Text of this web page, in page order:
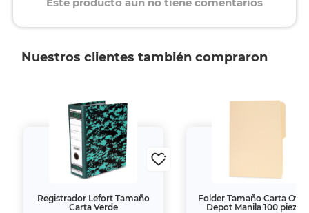
Nuestros clientes también compraron
Registrador Lefort Tamaño
Carta Verde
Folder Tamaño Carta
Depot Manila 100 piezas